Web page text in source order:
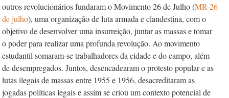
outros revolucionários fundaram o Movimento 26 de Julho (MR-26
de julho), uma organização de luta armada e clandestina, com o
objetivo de desenvolver uma insurreição, juntar as massas e tomar
o poder para realizar uma profunda revolução. Ao movimento
estudantil somaram-se trabalhadores da cidade e do campo, além
de desempregados. Juntos, desencadearam o protesto popular e as
lutas ilegais de massas entre 1955 e 1956, desacreditaram as
jogadas políticas legais e assim se criou um contexto potencial de